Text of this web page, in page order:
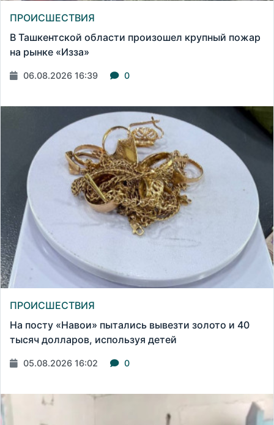
ПРОИСШЕСТВИЯ
В Ташкентской области произошел крупный пожар
на рынке «Изза»
06.08.2026 16:39 0
ПРОИСШЕСТВИЯ
На посту «Навои» пытались вывезти золото и 40
тысяч долларов, используя детей
05.08.2026 16:02 0